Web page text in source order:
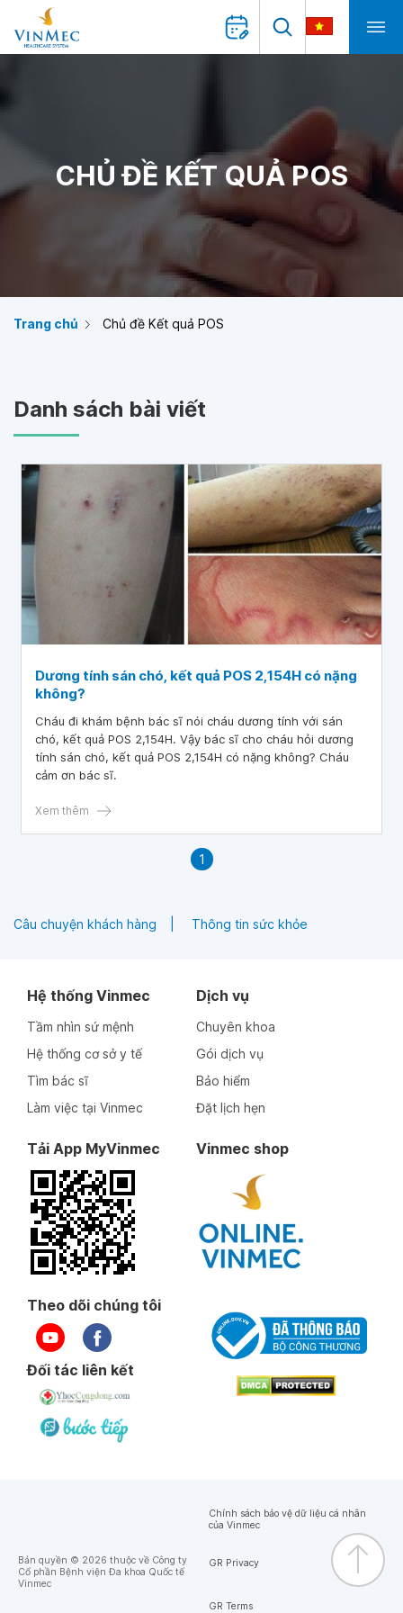
CHỦ ĐỀ KẾT QUẢ POS
Trang chủ Chủ đề Kết quả POS
Danh sách bài viết
Dương tính sán chó, kết quả POS 2,154H có nặng
không?
Cháu đi khám bệnh bác sĩ nói cháu dương tính với sán
chó, kết quả POS 2,154H. Vậy bác sĩ cho cháu hỏi dương
tính sán chó, kết quả POS 2,154H có nặng không? Cháu
cảm ơn bác sĩ.
Xem thêm
1
Câu chuyện khách hàng Thông tin sức khỏe
Hệ thống Vinmec
Tầm nhìn sứ mệnh
Hệ thống cơ sở y tế
Tìm bác sĩ
Làm việc tại Vinmec
Dịch vụ
Chuyên khoa
Gói dịch vụ
Bảo hiểm
Đặt lịch hẹn
Tải App MyVinmec Vinmec shop
Theo dõi chúng tôi
Đối tác liên kết
Bản quyền © 2026 thuộc về Công ty
Cổ phần Bệnh viện Đa khoa Quốc tế
Vinmec
Chính sách bảo vệ dữ liệu cá nhân
của Vinmec
GR Privacy
GR Terms